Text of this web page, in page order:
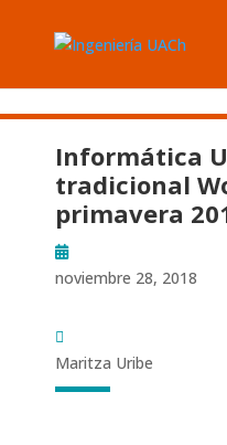
Informática
tradicional
primavera
noviembre 28, 2018
Maritza Uribe